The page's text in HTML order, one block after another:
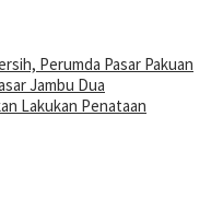
Perumda Pasar Pakuan
Jambu Dua
Lakukan Penataan